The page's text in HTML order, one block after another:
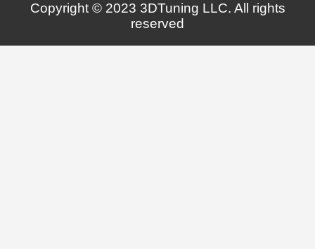
Copyright © 2023 3DTuning LLC. All rights
reserved